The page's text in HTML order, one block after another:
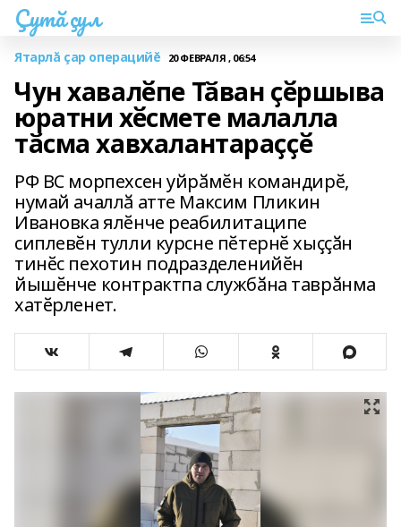
Çутă çул
Ятарлă çар операцийĕ 20 ФЕВРАЛЯ , 06:54
Чун хавалӗпе Тӑван ҫӗршыва
юратни хӗсмете малалла
тӑсма хавхалантараҫҫӗ
РФ ВС морпехсен уйрӑмӗн командирӗ,
нумай ачаллӑ атте Максим Пликин
Ивановка ялӗнче реабилитаципе
сиплевӗн тулли курсне пӗтернӗ хыҫҫӑн
тинӗс пехотин подразделенийӗн
йышӗнче контрактпа службӑна таврӑнма
хатӗрленет.